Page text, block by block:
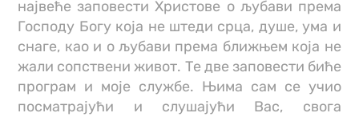
највеће заповести Христове о љубави према
Господу Богу која не штеди срца, душе, ума и
снаге, као и о љубави према ближњем која не
жали сопствени живот. Те две заповести биће
програм и моје службе. Њима сам се учио
посматрајући и слушајући Вас, свога